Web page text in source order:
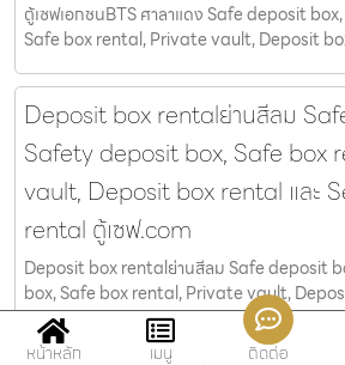
ตู้เซฟเอกชนBTS ศาลาแดง Safe deposit
Safe box rental, Private vault, Deposit
Deposit box rentalย่านสีลม
Safety deposit box, Safe box
vault, Deposit box rental และ
rental ตู้เซฟ.com
Deposit box rentalย่านสีลม Safe deposit
box, Safe box rental, Private vault,
หน้าหลัก เมนู ติดต่อ